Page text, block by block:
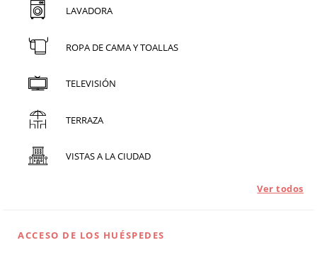
LAVADORA
ROPA DE CAMA Y TOALLAS
TELEVISIÓN
TERRAZA
VISTAS A LA CIUDAD
Ver todos
ACCESO DE LOS HUÉSPEDES